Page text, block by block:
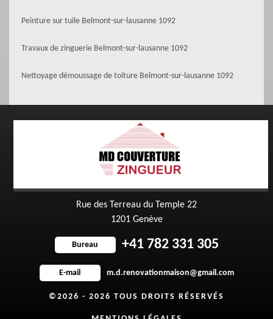
Peinture sur tuile Belmont-sur-lausanne 1092
Travaux de zinguerie Belmont-sur-lausanne 1092
Nettoyage démoussage de toiture Belmont-sur-lausanne 1092
Rue des Terreau du Temple 22
1201 Genève
Bureau +41 782 331 305
E-mail m.d.renovationmaison@gmail.com
©2026 - 2026 TOUS DROITS RÉSERVÉS